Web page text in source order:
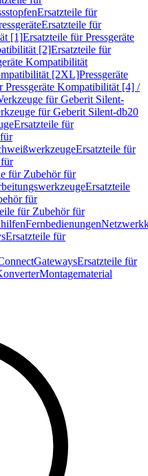
Ersatzteile für
Ersatzteile für
[1]Ersatzteile für Pressgeräte
[2]Ersatzteile für
Kompatibilität
[2XL]Pressgeräte
Pressgeräte Kompatibilität [4] /
für Geberit Silent-
für Geberit Silent-db20
Ersatzteile für
Ersatzteile für
für Zubehör für
Ersatzteile
für
für Zubehör für
Fernbedienungen
Ersatzteile für
GatewaysErsatzteile für
Montagematerial